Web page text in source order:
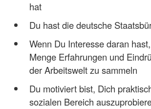
hat
Du hast die deutsche
Wenn Du Interesse daran
Menge Erfahrungen und
der Arbeitswelt zu sammeln
Du motiviert bist, Dich
sozialen Bereich